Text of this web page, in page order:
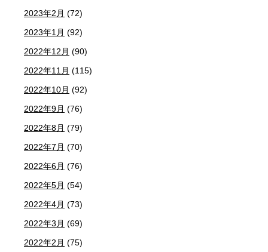
2023年2月 (72)
2023年1月 (92)
2022年12月 (90)
2022年11月 (115)
2022年10月 (92)
2022年9月 (76)
2022年8月 (79)
2022年7月 (70)
2022年6月 (76)
2022年5月 (54)
2022年4月 (73)
2022年3月 (69)
2022年2月 (75)